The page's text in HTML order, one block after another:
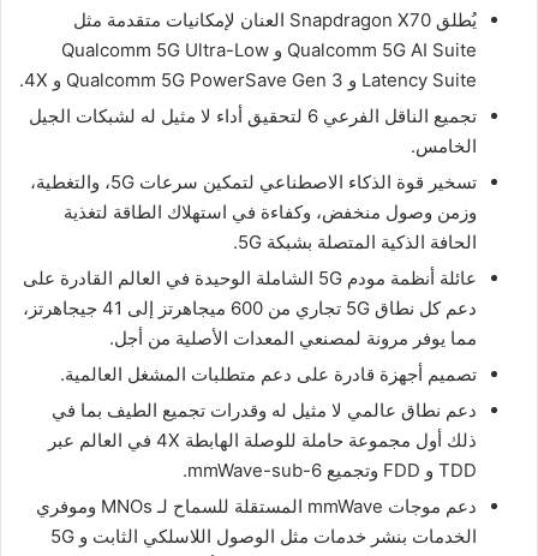
يُطلق Snapdragon X70 العنان لإمكانيات متقدمة مثل
Qualcomm 5G AI Suite و Qualcomm 5G Ultra-Low
Latency Suite و Qualcomm 5G PowerSave Gen 3 و 4X.
تجميع الناقل الفرعي 6 لتحقيق أداء لا مثيل له لشبكات الجيل
الخامس.
تسخير قوة الذكاء الاصطناعي لتمكين سرعات 5G، والتغطية،
وزمن وصول منخفض، وكفاءة في استهلاك الطاقة لتغذية
الحافة الذكية المتصلة بشبكة 5G.
عائلة أنظمة مودم 5G الشاملة الوحيدة في العالم القادرة على
دعم كل نطاق 5G تجاري من 600 ميجاهرتز إلى 41 جيجاهرتز،
مما يوفر مرونة لمصنعي المعدات الأصلية من أجل.
تصميم أجهزة قادرة على دعم متطلبات المشغل العالمية.
دعم نطاق عالمي لا مثيل له وقدرات تجميع الطيف بما في
ذلك أول مجموعة حاملة للوصلة الهابطة 4X في العالم عبر
TDD و FDD وتجميع mmWave-sub-6.
دعم موجات mmWave المستقلة للسماح لـ MNOs وموفري
الخدمات بنشر خدمات مثل الوصول اللاسلكي الثابت و 5G